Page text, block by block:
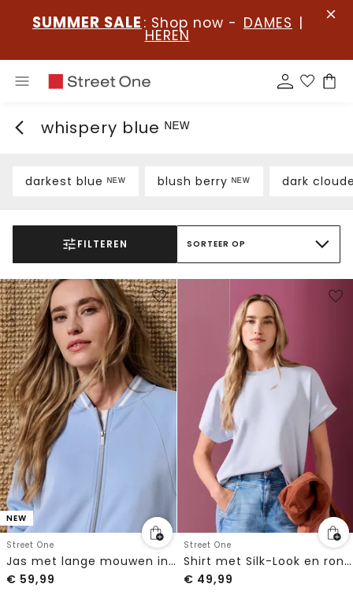
SUMMER SALE : Shop now - DAMES |
HEREN
whispery blue ᴺᴱᵂ
darkest blue ᴺᴱᵂ blush berry ᴺᴱᵂ dark
FILTEREN SORTEER OP
NEW
Street One
Jas met lange mouwen in Silk-Look en ritssluiting
€ 59,99
Street One
Shirt met Silk-Look en ronde hals
€ 49,99